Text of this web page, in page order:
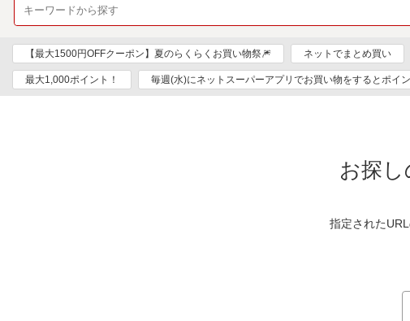
【最大1500円OFFクーポン】夏のらくらくお買い物祭🎆 ネットでまとめ買い
最大1,000ポイント！ 毎週(水)にネットスーパーアプリでお買い物をするとポイ
お探し
指定された